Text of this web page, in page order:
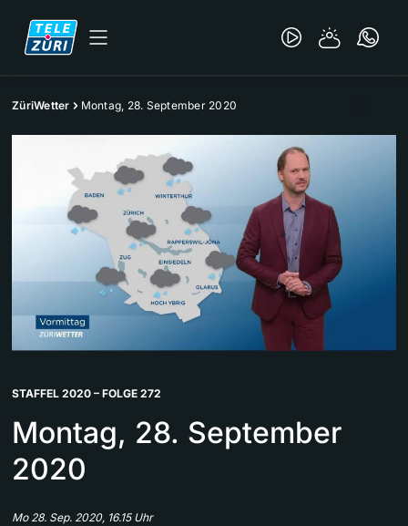
ZüriWetter Montag, 28. September 2020
STAFFEL 2020 – FOLGE 272
Montag, 28. September
2020
Mo 28. Sep. 2020, 16.15 Uhr